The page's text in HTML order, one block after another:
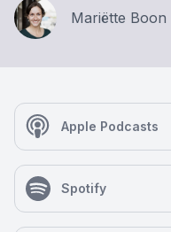
Mariëtte Boon
Apple Podcasts
Spotify